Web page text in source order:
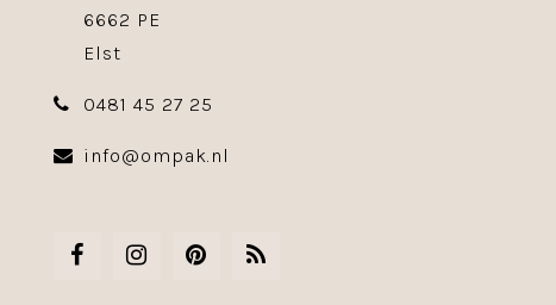
6662 PE
Elst
0481 45 27 25
info@ompak.nl